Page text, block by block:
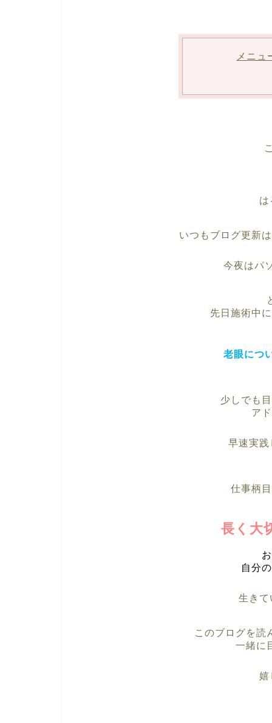
メニュ
は
いつもブログ更新
今夜はパ
先日施術中
老眼につ
少しでも
ア
早速実
仕事柄
長く大
自分
生き
このブログを読
一緒に
嬉